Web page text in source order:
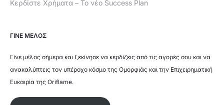
Κερδίστε Χρήματα – Το νέο Success Plan
ΓΙΝΕ ΜΕΛΟΣ
Γίνε μέλος σήμερα και ξεκίνησε να κερδίζεις από τις αγορές σου και να
ανακαλύπτεις τον υπέροχο κόσμο της Ομορφιάς και την Επιχειρηματική
Ευκαιρία της Oriflame.